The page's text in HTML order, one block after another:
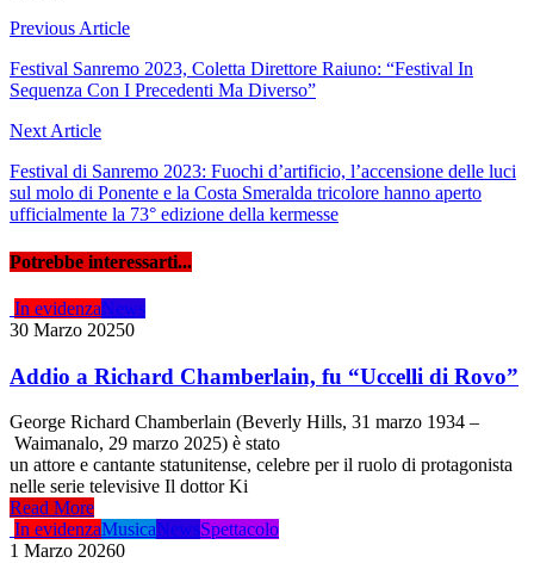
Navigazione
articoli
Previous Article
Festival Sanremo 2023, Coletta Direttore Raiuno: “Festival In
Sequenza Con I Precedenti Ma Diverso”
Next Article
Festival di Sanremo 2023: Fuochi d’artificio, l’accensione delle luci
sul molo di Ponente e la Costa Smeralda tricolore hanno aperto
ufficialmente la 73° edizione della kermesse
Potrebbe interessarti...
In evidenzaNews
30 Marzo 20250
Addio a Richard Chamberlain, fu “Uccelli di Rovo”
George Richard Chamberlain (Beverly Hills, 31 marzo 1934 –
Waimanalo, 29 marzo 2025) è stato
un attore e cantante statunitense, celebre per il ruolo di protagonista
nelle serie televisive Il dottor Ki
Read More
In evidenzaMusicaNewsSpettacolo
1 Marzo 20260